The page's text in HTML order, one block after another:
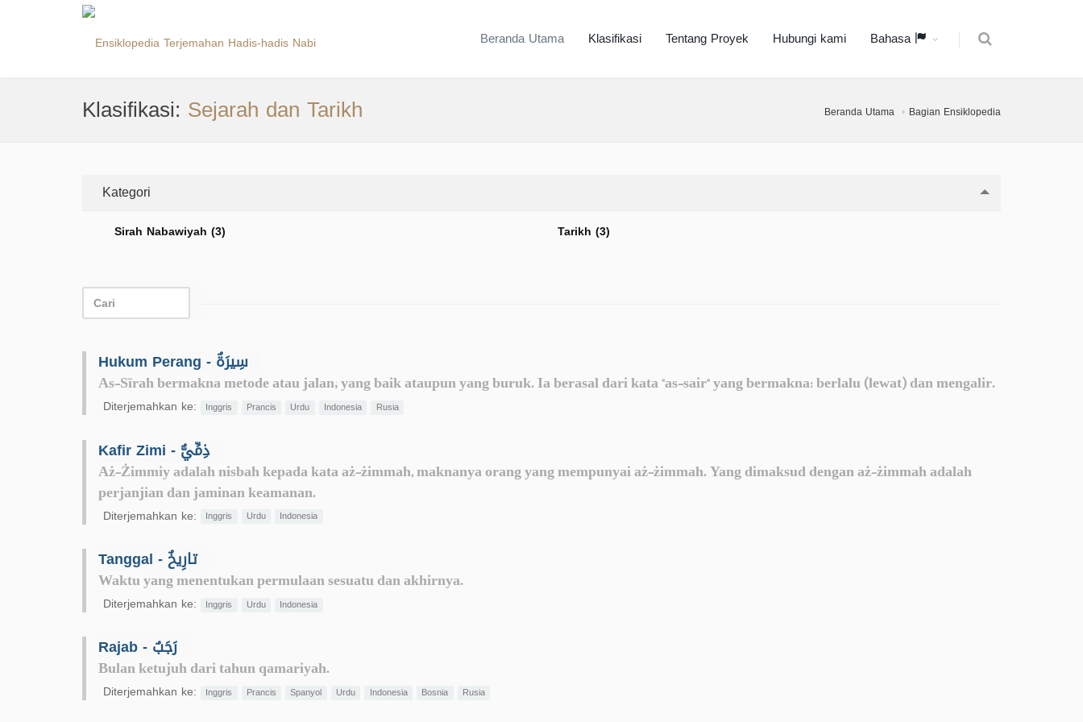
Beranda Utama Klasifikasi Tentang Proyek Hubungi kami Bahasa
Klasifikasi: Sejarah dan Tarikh Beranda Utama Bagian Ensiklopedia
Kategori
Sirah Nabawiyah (3) Tarikh (3)
Hukum Perang - سِيرَةٌ
As-Sīrah bermakna metode atau jalan; yang baik ataupun yang buruk. Ia berasal dari kata "as-sair" yang bermakna: berlalu (lewat) dan mengalir.
Diterjemahkan ke: Inggris Prancis Urdu Indonesia Rusia
Kafir Zimi - ذِمِّيٌّ
Aż-Żimmiy adalah nisbah kepada kata aż-żimmah, maknanya orang yang mempunyai aż-żimmah. Yang dimaksud dengan aż-żimmah adalah
perjanjian dan jaminan keamanan.
Diterjemahkan ke: Inggris Urdu Indonesia
Tanggal - تارِيخٌ
Waktu yang menentukan permulaan sesuatu dan akhirnya.
Diterjemahkan ke: Inggris Urdu Indonesia
Rajab - رَجَبٌ
Bulan ketujuh dari tahun qamariyah.
Diterjemahkan ke: Inggris Prancis Spanyol Urdu Indonesia Bosnia Rusia